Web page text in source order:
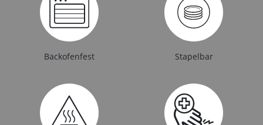
Backofenfest Stapelbar